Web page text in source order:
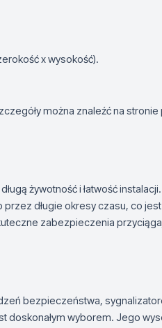
x wysokość).
można znaleźć na
żywotność i łatwość
długie okresy czasu, co
zabezpieczenia
bezpieczeństwa,
doskonałym wyborem. Jego